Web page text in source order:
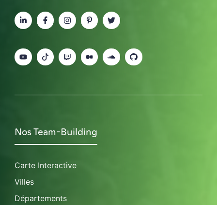
Nos Team-Building
Carte Interactive
Villes
Départements